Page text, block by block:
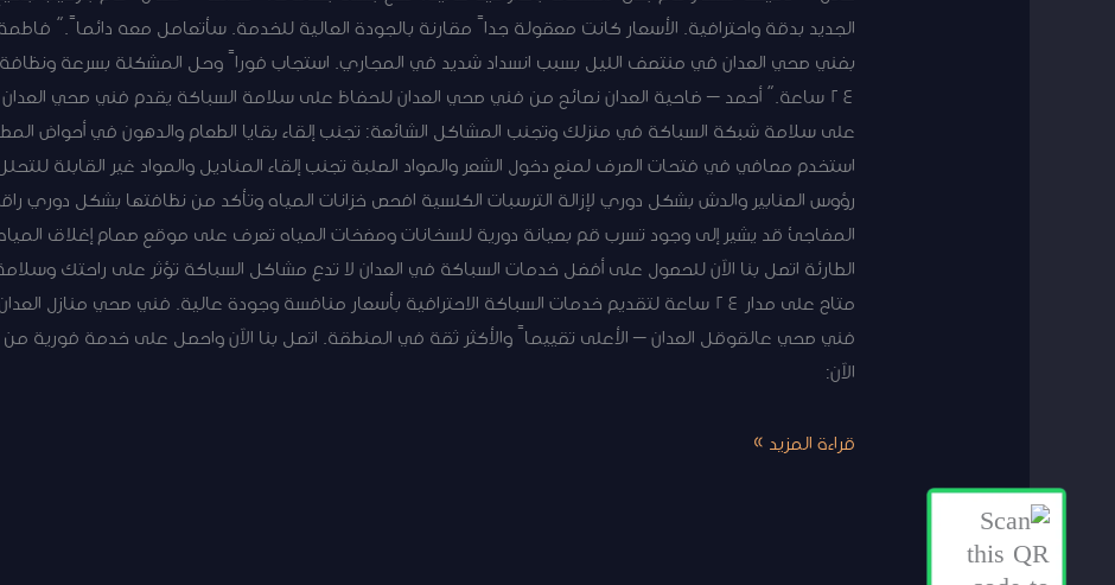
الجديد بدقة واحترافية. الأسعار كانت معقولة جداً مقارنة بالجودة العالية للخدمة. سأتعامل معه دائماً.”
بفني صحي العدان في منتصف الليل بسبب انسداد شديد في المجاري. استجاب فوراً وحل المشكلة بسرعة
24 ساعة.” أحمد – ضاحية العدان نصائح من فني صحي العدان للحفاظ على سلامة السباكة يقدم فني صحي
على سلامة شبكة السباكة في منزلك وتجنب المشاكل الشائعة: تجنب إلقاء بقايا الطعام والدهون في أحواض
استخدم مصافي في فتحات الصرف لمنع دخول الشعر والمواد الصلبة تجنب إلقاء المناديل والمواد غير القابلة
رؤوس الصنابير والدش بشكل دوري لإزالة الترسبات الكلسية افحص خزانات المياه وتأكد من نظافتها بشكل دوري
المفاجئ قد يشير إلى وجود تسرب قم بصيانة دورية للسخانات ومضخات المياه تعرف على موقع صمام إغلاق
الطارئة اتصل بنا الآن للحصول على أفضل خدمات السباكة في العدان لا تدع مشاكل السباكة تؤثر على راحتك
متاح على مدار 24 ساعة لتقديم خدمات السباكة الاحترافية بأسعار منافسة وجودة عالية. فني صحي
فني صحي عالقوقل العدان – الأعلى تقييماً والأكثر ثقة في المنطقة. اتصل بنا الآن واحصل على خدمة فورية
الآن:
قراءة المزيد »